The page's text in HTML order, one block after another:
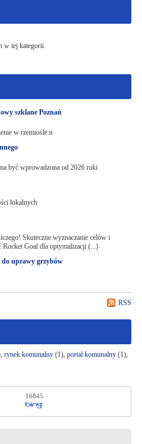
w tej kategorii.
szklane Poznań
w rzemiośle.n
być wprowadzona od 2026 roki
lokalnych
Skuteczne wyznaczanie celów i
Goal dla optymalizacji (...)
uprawy grzybów
RSS
rynek komunalny(1), portal komunalny(1),
16845